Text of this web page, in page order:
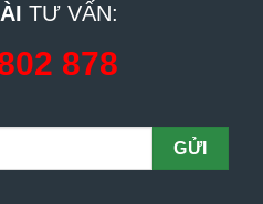
TƯ VẤN:
878